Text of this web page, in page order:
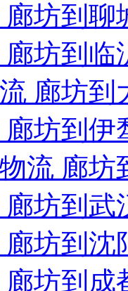
廊坊到
廊坊到临
廊坊
廊坊到
流 廊
廊坊到武
廊坊到沈
廊坊到